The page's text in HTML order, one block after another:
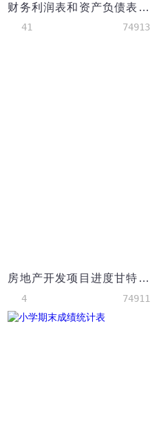
财务利润表和资产负债表模板Excel文档
41 74913
房地产开发项目进度甘特图excel模板
4 74911